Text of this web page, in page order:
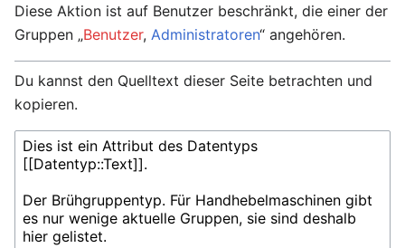
Diese Aktion ist auf Benutzer beschränkt, die einer der
Gruppen „Benutzer, Administratoren“ angehören.
Du kannst den Quelltext dieser Seite betrachten und
kopieren.